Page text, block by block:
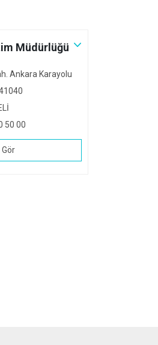
Müdürlüğü
Ankara Karayolu
50 00